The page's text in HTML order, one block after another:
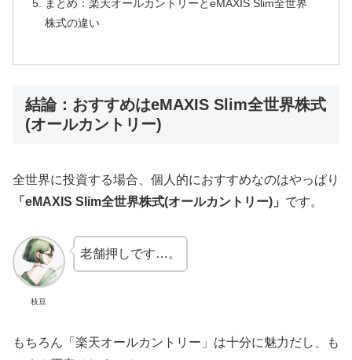
まとめ：楽天オールカントリーとeMAXIS Slim全世界
株式の違い
結論：おすすめはeMAXIS Slim全世界株式
(オールカントリー)
全世界に投資する場合、個人的におすすめなのはやっぱり
「eMAXIS Slim全世界株式(オールカントリー)」 です。
枝豆
老舗押しです…。
もちろん「楽天オールカントリー」は十分に魅力だし、も